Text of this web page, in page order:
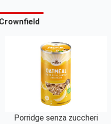
Porridge senza zuccheri